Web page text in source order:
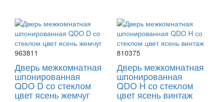
963811
Дверь межкомнатная
шпонированная
QDO D со стеклом
цвет ясень жемчуг
810375
Дверь межкомнатная
шпонированная
QDO H со стеклом
цвет ясень винтаж